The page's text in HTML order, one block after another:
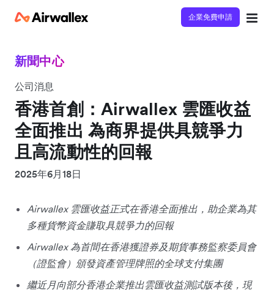
企業免費申請
新聞中心
公司消息
香港首創：Airwallex 雲匯收益
全面推出 為商界提供具競爭力
且高流動性的回報
2025年6月18日
Airwallex 雲匯收益正式在香港全面推出，助企業為其
多種貨幣資金賺取具競爭力的回報
Airwallex 為首間在香港獲證券及期貨事務監察委員會
（證監會）頒發資產管理牌照的全球支付集團
繼近月向部分香港企業推出雲匯收益測試版本後，現